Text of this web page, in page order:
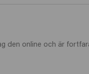
den online och är